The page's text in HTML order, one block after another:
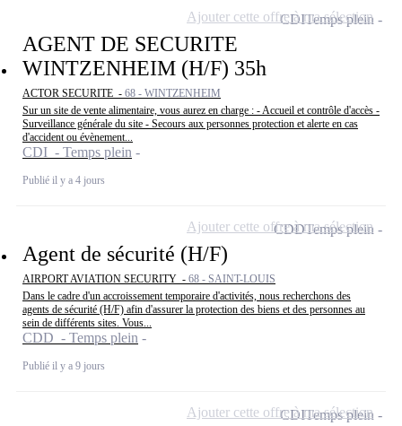
AGENT DE SECURITE
WINTZENHEIM (H/F) 35h
ACTOR SECURITE - 68 - WINTZENHEIM
Sur un site de vente alimentaire, vous aurez en charge : - Accueil et contrôle d'accès -
Surveillance générale du site - Secours aux personnes protection et alerte en cas
d'accident ou évènement...
CDI - Temps plein
Publié il y a 4 jours
CDITemps plein
Ajouter cette offre à ma sélection
Agent de sécurité (H/F)
AIRPORT AVIATION SECURITY - 68 - SAINT-LOUIS
Dans le cadre d'un accroissement temporaire d'activités, nous recherchons des
agents de sécurité (H/F) afin d'assurer la protection des biens et des personnes au
sein de différents sites. Vous...
CDD - Temps plein
Publié il y a 9 jours
CDDTemps plein
Ajouter cette offre à ma sélection
CDITemps plein
Ajouter cette offre à ma sélection